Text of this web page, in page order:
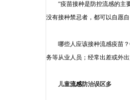
“疫苗接种是防控流感的主
没有接种禁忌者，都可以自愿
哪些人应该接种流感疫苗
务等从业人员；经常出差或外
儿童流感防治误区多